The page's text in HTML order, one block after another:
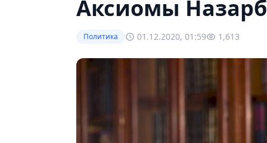
Аксиомы
Политика 01.12.2020, 01:59 1,613